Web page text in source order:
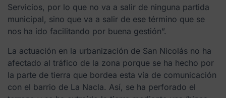
Servicios, por lo que no va a salir de ninguna partida
municipal, sino que va a salir de ese término que se
nos ha ido facilitando por buena gestión”.
La actuación en la urbanización de San Nicolás no ha
afectado al tráfico de la zona porque se ha hecho por
la parte de tierra que bordea esta vía de comunicación
con el barrio de La Nacla. Así, se ha perforado el